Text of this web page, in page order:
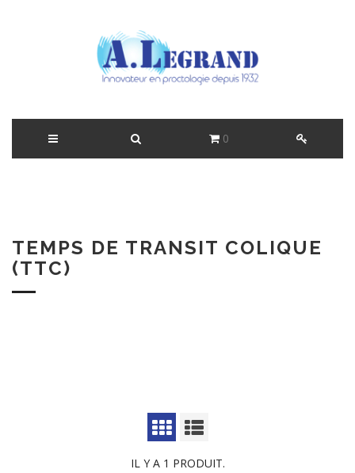
0
TEMPS DE TRANSIT COLIQUE
(TTC)
IL Y A 1 PRODUIT.